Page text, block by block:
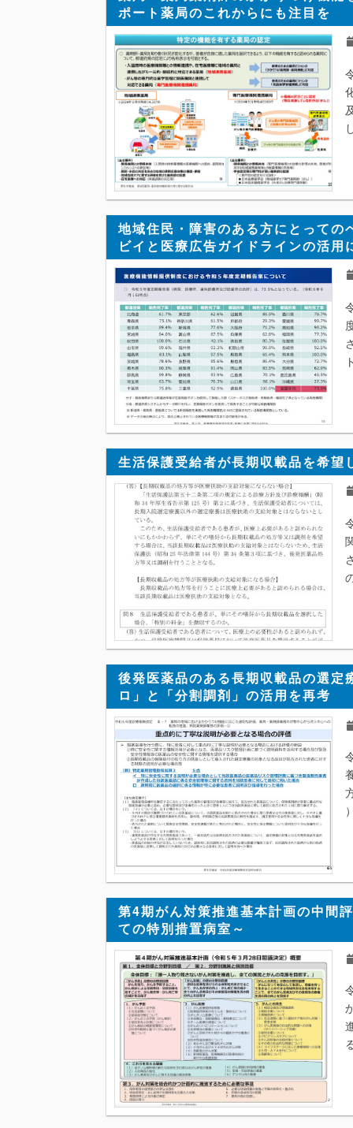
ポート薬局のこれからにも注目を
地域住民・障害のある方にとって
ビイと医療広告ガイドラインの活用
生活保護受給者が長期収載品を希望
後発医薬品のある長期収載品の選
ロ」と「分割調剤」の活用を再考
第4期がん対策推進基本計画の中間
ての特別措置病室～